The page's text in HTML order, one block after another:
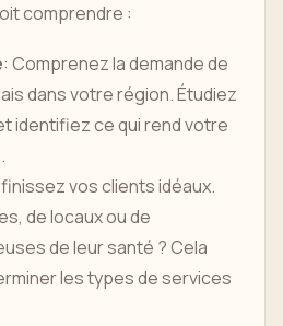
comprendre :
: Comprenez la demande de
dans votre région. Étudiez
identifiez ce qui rend votre
vos clients idéaux.
de locaux ou de
de leur santé ? Cela
les types de services